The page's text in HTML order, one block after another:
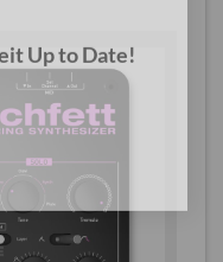
Up to Date!